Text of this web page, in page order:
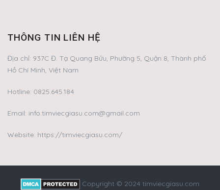
THÔNG TIN LIÊN HỆ
Địa chỉ: 937C Đ. Tạ Quang Bửu, Phường 5, Quận 8, Thành phố
Hồ Chí Minh, Việt Nam
Hotline: 0825.645.184
Email: info.timviecgiasu.com@gmail.com
Website: https://timviecgiasu.com/
Copyright © 2024 timviecgiasu.com